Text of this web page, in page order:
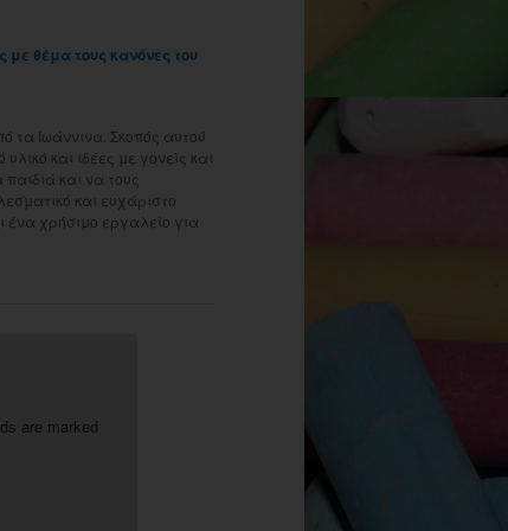
θέμα τους κανόνες του
τα Ιωάννινα. Σκοπός αυτού
και ιδέες με γονείς και
και να τους
και ευχάριστο
ένα χρήσιμο εργαλείο για
are marked